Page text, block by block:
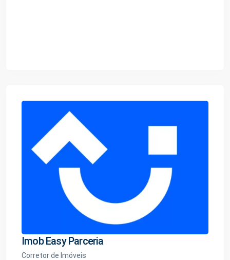
Imob Easy Parceria
Corretor de Imóveis